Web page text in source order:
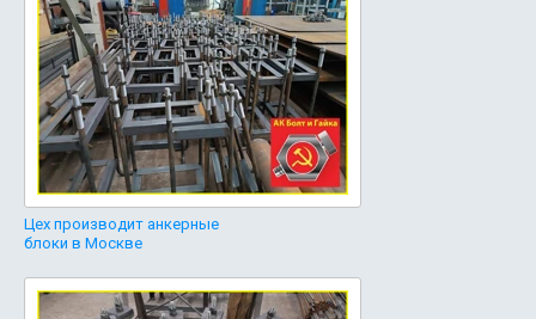
Цех производит анкерные
блоки в Москве